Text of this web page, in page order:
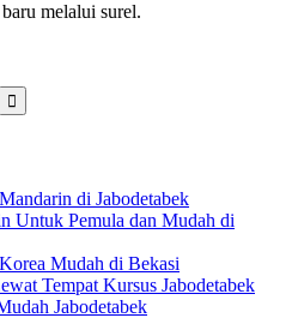
melalui surel.
di Jabodetabek
Untuk Pemula dan Mudah di
Mudah di Bekasi
Tempat Kursus Jabodetabek
Jabodetabek